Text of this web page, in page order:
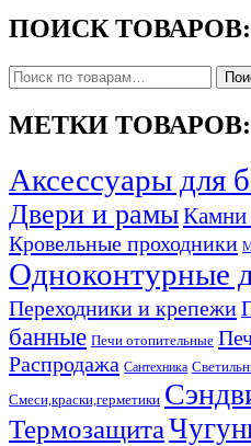
ПОИСК ТОВАРОВ:
Искать:
МЕТКИ ТОВАРОВ:
Аксессуары для
Двери и рамыКамни
Кровельные проходники
Одноконтурные
Переходники и крепежи
банные Печи отопительные
Распродажа Сантехника
Смеси,краски,герметики
Термозащита